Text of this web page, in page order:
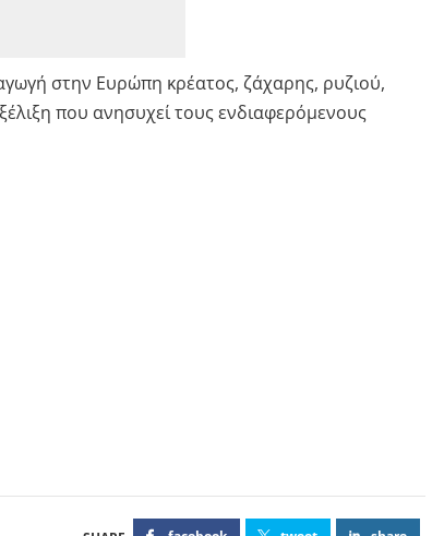
στην Ευρώπη κρέατος, ζάχαρης, ρυζιού,
που ανησυχεί τους ενδιαφερόμενους